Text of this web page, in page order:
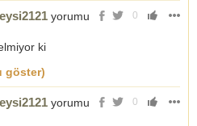
0
yorumu
ki
göster)
0
yorumu